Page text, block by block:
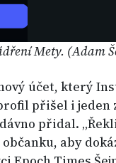
Mety. (Adam
účet, který
přišel i
přidal.
aby